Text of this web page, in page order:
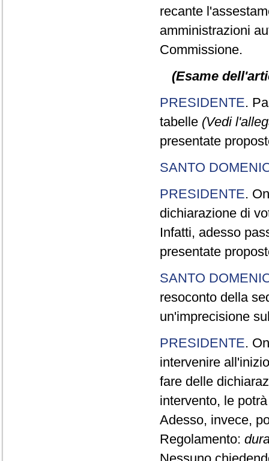
recante
amministrazioni
Commissione.
(Esame
PRESIDENTE.
tabelle (Vedi
presentate
SANTO
PRESIDENTE.
dichiarazione di
Infatti, adesso
presentate
SANTO
resoconto della
un'imprecisione
PRESIDENTE.
intervenire
fare delle
intervento, le
Adesso, invece,
Regolamento: